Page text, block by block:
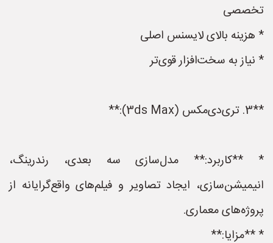
تخصصی
* هزینه بالای لایسنس اصلی
* نیاز به سخت‌افزار قوی‌تر
**3. تری‌دی‌مکس (3ds Max):**
* **کاربرد:** مدل‌سازی سه بعدی، رندرینگ،
انیمیشن‌سازی، ایجاد تصاویر و فیلم‌های واقع‌گرایانه از
پروژه‌های معماری.
* **مزایا:**